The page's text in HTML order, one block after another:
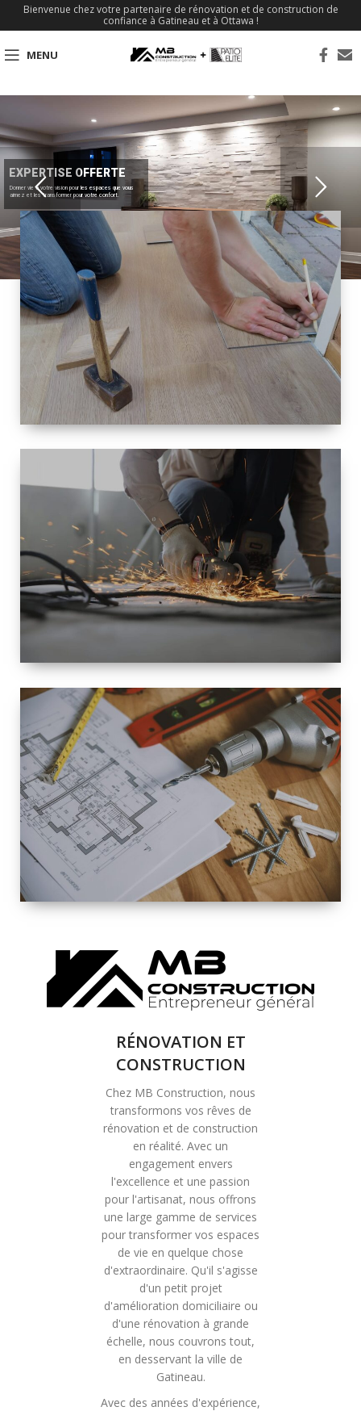
Bienvenue chez votre partenaire de rénovation et de construction de
confiance à Gatineau et à Ottawa !
MENU
EXPERTISE OFFERTE
Donner vie à votre vision pour les espaces que vous
aimez et les transformer pour votre confort.
TAILLE
PETITE À
GRANDE
RÉNOVATION
ESPACE
RÉNOVATION
INTÉRIEURE ET
EXTÉRIEURE
SOLUTIONS DE
RÉNOVATION
COMPLÈTE
RÉNOVATION ET
CONSTRUCTION
Chez MB Construction, nous
transformons vos rêves de
rénovation et de construction
en réalité. Avec un
engagement envers
l'excellence et une passion
pour l'artisanat, nous offrons
une large gamme de services
pour transformer vos espaces
de vie en quelque chose
d'extraordinaire. Qu'il s'agisse
d'un petit projet
d'amélioration domiciliaire ou
d'une rénovation à grande
échelle, nous couvrons tout,
en desservant la ville de
Gatineau.
Avec des années d'expérience,